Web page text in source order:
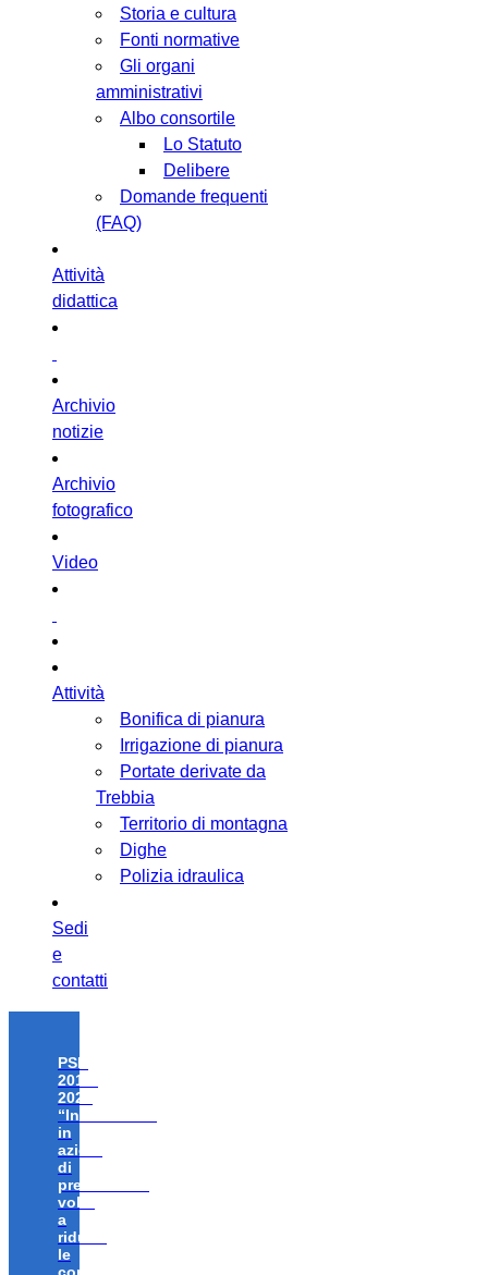
Storia e cultura
Fonti normative
Gli organi
amministrativi
Albo consortile
Lo Statuto
Delibere
Domande frequenti
(FAQ)
Attività
didattica
Archivio
notizie
Archivio
fotografico
Video
Attività
Bonifica di pianura
Irrigazione di pianura
Portate derivate da
Trebbia
Territorio di montagna
Dighe
Polizia idraulica
Sedi
e
contatti
PSR
2014-
2020
“Investimenti
in
azioni
di
prevenzione
volte
a
ridurre
le